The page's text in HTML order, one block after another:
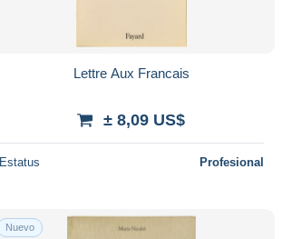
Lettre Aux Francais
± 8,09 US$
Estatus Profesional
Nuevo